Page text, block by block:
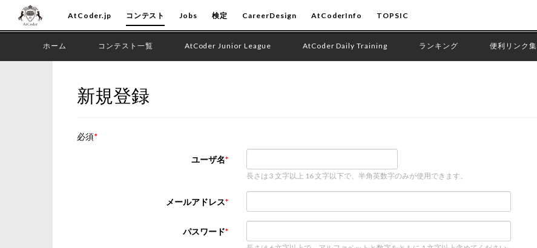
AtCoder.jp コンテスト Jobs 検定 CareerDesign AtCoderInfo TOPSIC
ホーム コンテスト一覧 AtCoder Junior League AtCoder Daily Training ランキング 便利リンク集
新規登録
必須
ユーザ名
長さは 3 文字以上 16 文字以下で、半角英数字のみが使用できます。
メールアドレス
パスワード